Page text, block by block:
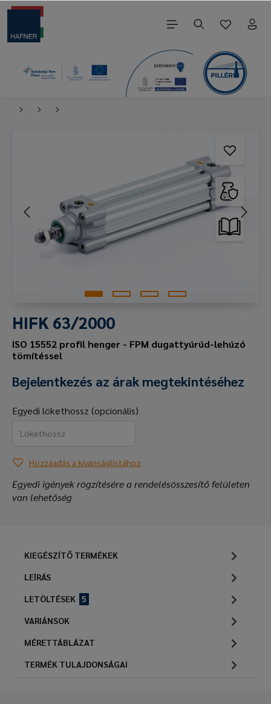
HIFK 63/2000
ISO 15552 profil henger - FPM dugattyúrúd-lehúzó
tömítéssel
Bejelentkezés az árak megtekintéséhez
Egyedi lökethossz (opcionális)
Hozzáadás a kívánságlistához
Egyedi igények rögzítésére a rendelésösszesítő felületen
van lehetőség
KIEGÉSZÍTŐ TERMÉKEK
LEÍRÁS
LETÖLTÉSEK
5
VARIÁNSOK
MÉRETTÁBLÁZAT
TERMÉK TULAJDONSÁGAI